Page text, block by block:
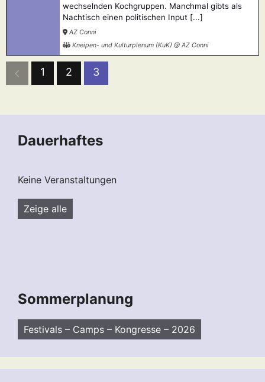
wechselnden Kochgruppen. Manchmal gibts als
Nachtisch einen politischen Input [...]
AZ Conni
Kneipen- und Kulturplenum (KuK) @ AZ Conni
1 2 3
Dauerhaftes
Keine Veranstaltungen
Zeige alle
Sommerplanung
Festivals – Camps – Kongresse – 2026